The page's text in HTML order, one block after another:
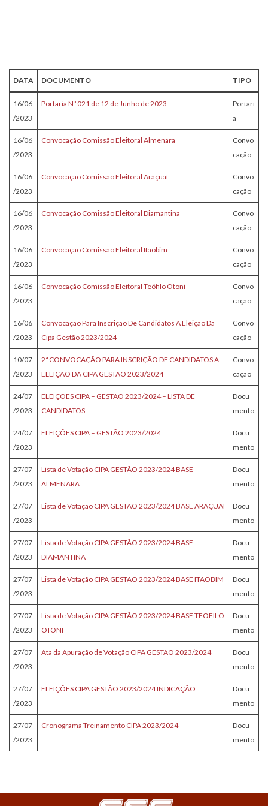
COMPLIANCE
DATA DOCUMENTO TIPO
16/06
/2023
Portaria Nº 021 de 12 de Junho de 2023
Portari
a
16/06
/2023
Convocação Comissão Eleitoral Almenara
Convo
cação
16/06
/2023
Convocação Comissão Eleitoral Araçuaí
Convo
cação
16/06
/2023
Convocação Comissão Eleitoral Diamantina
Convo
cação
16/06
/2023
Convocação Comissão Eleitoral Itaobim
Convo
cação
16/06
/2023
Convocação Comissão Eleitoral Teófilo Otoni
Convo
cação
16/06
/2023
Convocação Para Inscrição De Candidatos A Eleição Da
Cipa Gestão 2023/2024
Convo
cação
10/07
/2023
2ª CONVOCAÇÃO PARA INSCRIÇÃO DE CANDIDATOS A
ELEIÇÃO DA CIPA GESTÃO 2023/2024
Convo
cação
24/07
/2023
ELEIÇÕES CIPA – GESTÃO 2023/2024 – LISTA DE
CANDIDATOS
Docu
mento
24/07
/2023
ELEIÇÕES CIPA – GESTÃO 2023/2024
Docu
mento
27/07
/2023
Lista de Votação CIPA GESTÃO 2023/2024 BASE
ALMENARA
Docu
mento
27/07
/2023
Lista de Votação CIPA GESTÃO 2023/2024 BASE ARAÇUAI
Docu
mento
27/07
/2023
Lista de Votação CIPA GESTÃO 2023/2024 BASE
DIAMANTINA
Docu
mento
27/07
/2023
Lista de Votação CIPA GESTÃO 2023/2024 BASE ITAOBIM
Docu
mento
27/07
/2023
Lista de Votação CIPA GESTÃO 2023/2024 BASE TEOFILO
OTONI
Docu
mento
27/07
/2023
Ata da Apuração de Votação CIPA GESTÃO 2023/2024
Docu
mento
27/07
/2023
ELEIÇÕES CIPA GESTÃO 2023/2024 INDICAÇÃO
Docu
mento
27/07
/2023
Cronograma Treinamento CIPA 2023/2024
Docu
mento